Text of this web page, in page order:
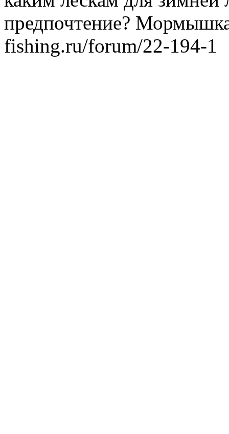
предпочтение?
fishing.ru/forum/22-194-1